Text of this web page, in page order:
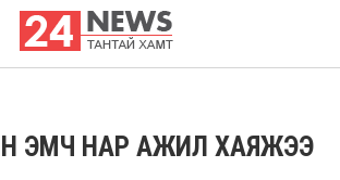
ЭМЧ НАР АЖИЛ ХАЯЖЭЭ